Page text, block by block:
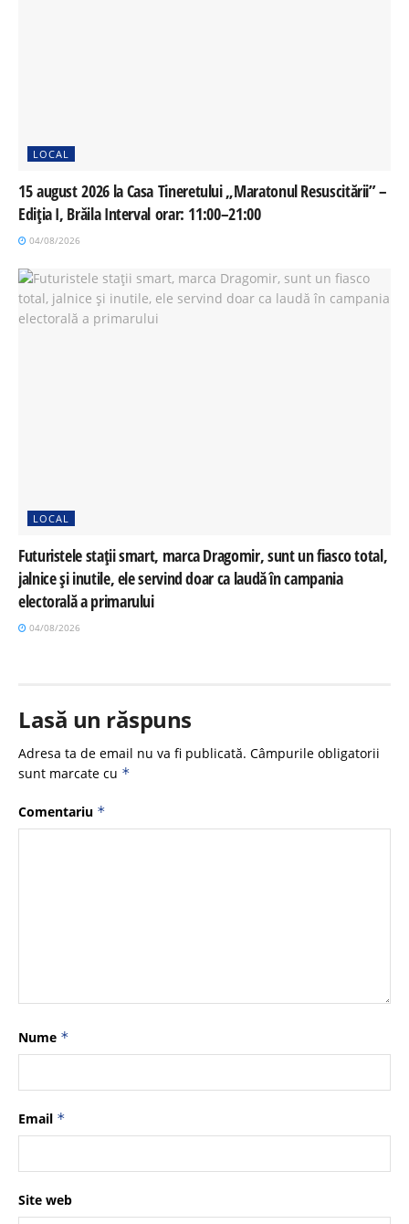
LOCAL
15 august 2026 la Casa Tineretului „Maratonul Resuscitării” –
Ediția I, Brăila Interval orar: 11:00–21:00
04/08/2026
LOCAL
Futuristele stații smart, marca Dragomir, sunt un fiasco total,
jalnice și inutile, ele servind doar ca laudă în campania
electorală a primarului
04/08/2026
Lasă un răspuns
Adresa ta de email nu va fi publicată. Câmpurile obligatorii
sunt marcate cu *
Comentariu *
Nume *
Email *
Site web